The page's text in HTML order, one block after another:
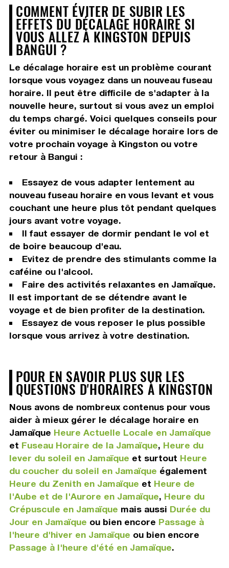
COMMENT ÉVITER DE SUBIR LES
EFFETS DU DÉCALAGE HORAIRE SI
VOUS ALLEZ À KINGSTON DEPUIS
BANGUI ?
Le décalage horaire est un problème courant
lorsque vous voyagez dans un nouveau fuseau
horaire. Il peut être difficile de s'adapter à la
nouvelle heure, surtout si vous avez un emploi
du temps chargé. Voici quelques conseils pour
éviter ou minimiser le décalage horaire lors de
votre prochain voyage à Kingston ou votre
retour à Bangui :
Essayez de vous adapter lentement au
nouveau fuseau horaire en vous levant et vous
couchant une heure plus tôt pendant quelques
jours avant votre voyage.
Il faut essayer de dormir pendant le vol et
de boire beaucoup d'eau.
Evitez de prendre des stimulants comme la
caféine ou l'alcool.
Faire des activités relaxantes en Jamaïque.
Il est important de se détendre avant le
voyage et de bien profiter de la destination.
Essayez de vous reposer le plus possible
lorsque vous arrivez à votre destination.
POUR EN SAVOIR PLUS SUR LES
QUESTIONS D'HORAIRES À KINGSTON
Nous avons de nombreux contenus pour vous
aider à mieux gérer le décalage horaire en
Jamaïque Heure Actuelle Locale en Jamaïque
et Fuseau Horaire de la Jamaïque, Heure du
lever du soleil en Jamaïque et surtout Heure
du coucher du soleil en Jamaïque également
Heure du Zenith en Jamaïque et Heure de
l'Aube et de l'Aurore en Jamaïque, Heure du
Crépuscule en Jamaïque mais aussi Durée du
Jour en Jamaïque ou bien encore Passage à
l'heure d'hiver en Jamaïque ou bien encore
Passage à l'heure d'été en Jamaïque.